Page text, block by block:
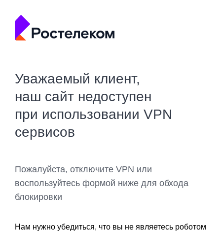
Уважаемый клиент,
наш сайт недоступен
при использовании VPN
сервисов
Пожалуйста, отключите VPN или
воспользуйтесь формой ниже для обхода
блокировки
Нам нужно убедиться, что вы не являетесь роботом